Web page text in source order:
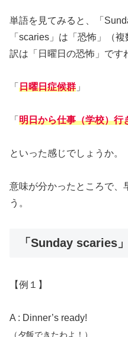
単語を見てみると、「
「scaries」は「恐怖」（
訳は「日曜日の恐怖」です
「 日曜日症候群 」
「 明日から仕事（学校）行
といった感じでしょうか。
意味が分かったところで、
う。
「Sunday scaries
【例１】
A : Dinner’s ready!
（夕飯できたわよ！）